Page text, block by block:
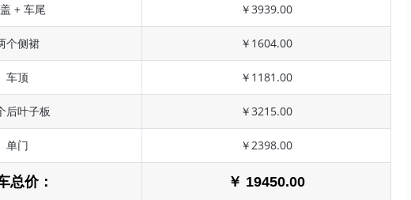
+ 车尾 ￥3939.00
个侧裙 ￥1604.00
车顶 ￥1181.00
后叶子板 ￥3215.00
单门 ￥2398.00
总价： ￥ 19450.00